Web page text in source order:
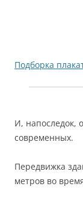
Подборка
И, напоследок,
современных.
Передвижка
метров во